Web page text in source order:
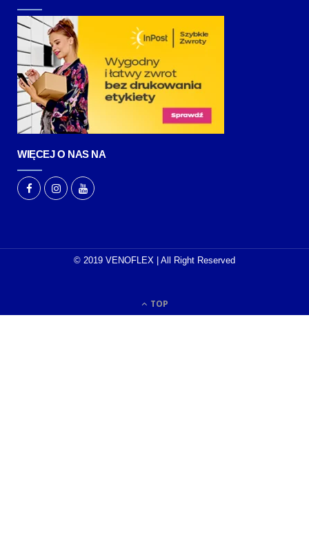
WIĘCEJ O NAS NA
© 2019 VENOFLEX | All Right Reserved
TOP